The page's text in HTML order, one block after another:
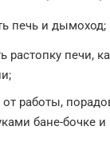
печь и дымоход;
растопку печи,
от работы,
бане-бочке и